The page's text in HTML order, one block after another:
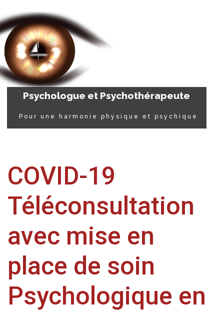
Psychologue et Psychothérapeute
Pour une harmonie physique et psychique
COVID-19
Téléconsultation
avec mise en
place de soin
Psychologique en